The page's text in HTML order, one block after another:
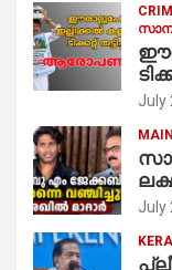
July
July